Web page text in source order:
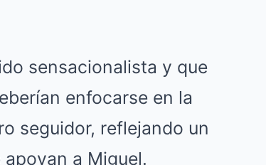
sensacionalista y que
enfocarse en la
seguidor, reflejando un
a Miguel.